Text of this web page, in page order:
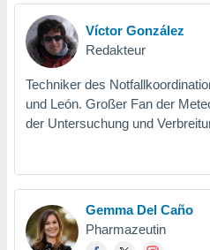
Víctor González
Redakteur
Techniker des
und León. Großer Fan der
der Untersuchung und
Gemma Del Caño
Pharmazeutin